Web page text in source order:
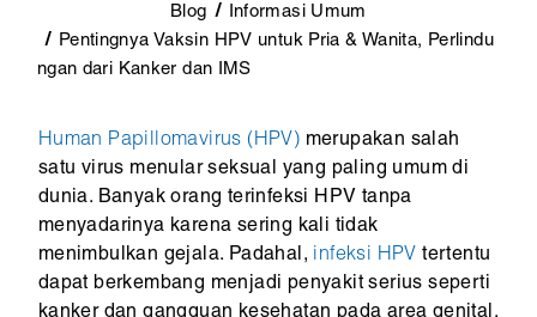
Blog
Informasi Umum
Pentingnya Vaksin HPV untuk Pria & Wanita, Perlindu
ngan dari Kanker dan IMS
Human Papillomavirus (HPV) merupakan salah
satu virus menular seksual yang paling umum di
dunia. Banyak orang terinfeksi HPV tanpa
menyadarinya karena sering kali tidak
menimbulkan gejala. Padahal, infeksi HPV tertentu
dapat berkembang menjadi penyakit serius seperti
kanker dan gangguan kesehatan pada area genital.